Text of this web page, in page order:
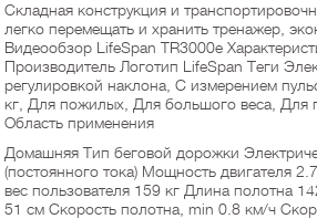
Складная конструкция и
легко перемещать и хранить тренажер,
Видеообзор LifeSpan TR3000e
Производитель Логотип LifeSpan Теги
регулировкой наклона, С измерением
кг, Для пожилых, Для большого веса, Для
Область применения
Домашняя Тип беговой дорожки
(постоянного тока) Мощность двигателя
вес пользователя 159 кг Длина полотна
51 см Скорость полотна, min 0.8 км/ч